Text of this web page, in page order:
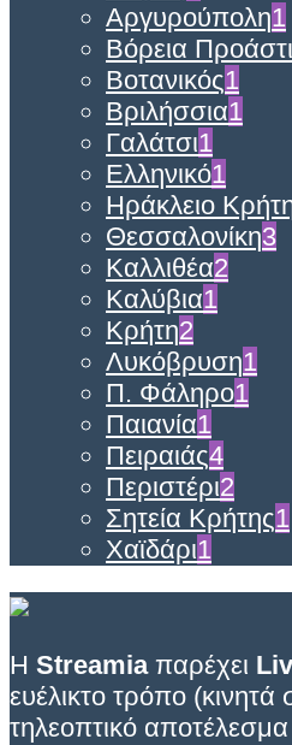
Αργυρούπολη1
Βόρεια
Βοτανικός1
Βριλήσσια1
Γαλάτσι1
Ελληνικό1
Ηράκλειο
Θεσσαλονίκη3
Καλλιθέα2
Καλύβια1
Κρήτη2
Λυκόβρυση1
Π. Φάληρο1
Παιανία1
Πειραιάς4
Περιστέρι2
Σητεία Κρήτης1
Χαϊδάρι1
Η Streamiaπαρέχει
ευέλικτο τρόπο (κινητά
τηλεοπτικό